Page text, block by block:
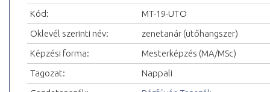
Kód:
MT-19-UTO
Oklevél szerinti név:
zenetanár (ütőhangszer)
Képzési forma:
Mesterképzés (MA/MSc)
Tagozat:
Nappali